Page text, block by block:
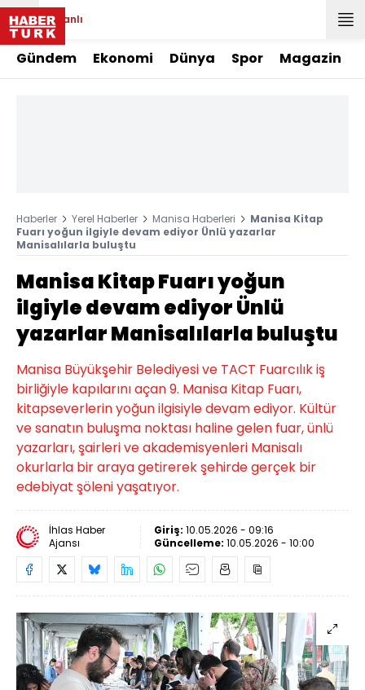
Canlı
Gündem Ekonomi Dünya Spor Magazin
Haberler Yerel Haberler Manisa Haberleri
Manisa Kitap
Fuarı yoğun ilgiyle devam ediyor Ünlü yazarlar
Manisalılarla buluştu
Manisa Kitap Fuarı yoğun
ilgiyle devam ediyor Ünlü
yazarlar Manisalılarla buluştu
Manisa Büyükşehir Belediyesi ve TACT Fuarcılık iş
birliğiyle kapılarını açan 9. Manisa Kitap Fuarı,
kitapseverlerin yoğun ilgisiyle devam ediyor. Kültür
ve sanatın buluşma noktası haline gelen fuar, ünlü
yazarları, şairleri ve akademisyenleri Manisalı
okurlarla bir araya getirerek şehirde gerçek bir
edebiyat şöleni yaşatıyor.
İhlas Haber
Ajansı
Giriş: 10.05.2026 - 09:16
Güncelleme: 10.05.2026 - 10:00